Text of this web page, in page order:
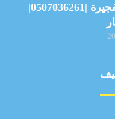
شركة مكافحة الثعابين في الفجيرة |0507036261|